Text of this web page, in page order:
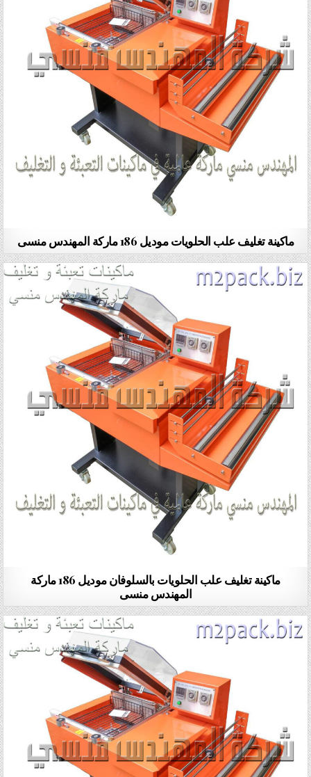
ماكينة تغليف علب الحلويات موديل 186 ماركة المهندس منسى
ماكينة تغليف علب الحلويات بالسلوفان موديل 186 ماركة
المهندس منسى